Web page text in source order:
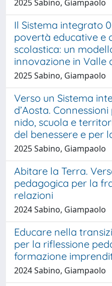
2025 Sabino, Giampaolo
Il Sistema integrato
povertà educative e
scolastica: un
innovazione in Valle
2025 Sabino, Giampaolo
Verso un Sistema
d’Aosta.
nido, scuola e
del benessere e per
2025 Sabino, Giampaolo
Abitare la Terra.
pedagogica per la
relazioni
2024 Sabino, Giampaolo
Educare nella
per la riflessione
formazione
2024 Sabino, Giampaolo